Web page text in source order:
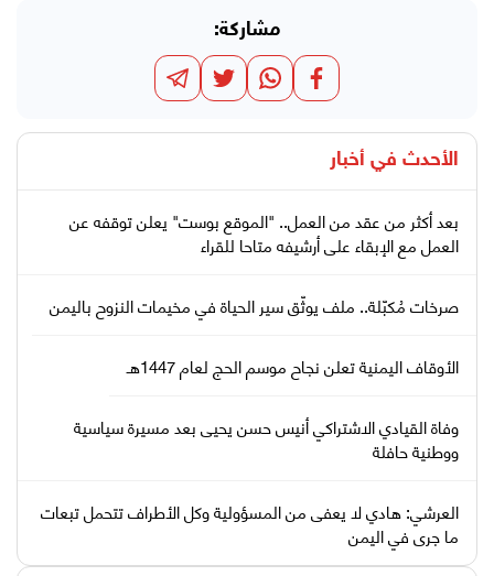
مشاركة:
الأحدث في أخبار
بعد أكثر من عقد من العمل.. "الموقع بوست" يعلن توقفه عن
العمل مع الإبقاء على أرشيفه متاحا للقراء
صرخات مُكبّلة.. ملف يوثّق سير الحياة في مخيمات النزوح باليمن
الأوقاف اليمنية تعلن نجاح موسم الحج لعام 1447هـ
وفاة القيادي الاشتراكي أنيس حسن يحيى بعد مسيرة سياسية
ووطنية حافلة
العرشي: هادي لا يعفى من المسؤولية وكل الأطراف تتحمل تبعات
ما جرى في اليمن